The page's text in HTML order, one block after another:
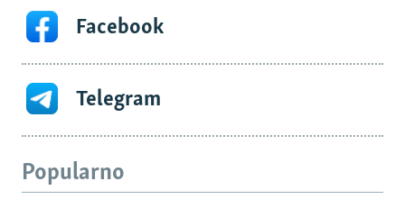
Facebook
Telegram
Popularno